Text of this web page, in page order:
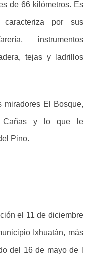
de 66 kilómetros. Es
por sus
instrumentos
tejas y ladrillos
miradores El Bosque,
Cañas y lo que le
Pino.
el 11 de diciembre
Ixhuatán, más
del 16 de mayo de l